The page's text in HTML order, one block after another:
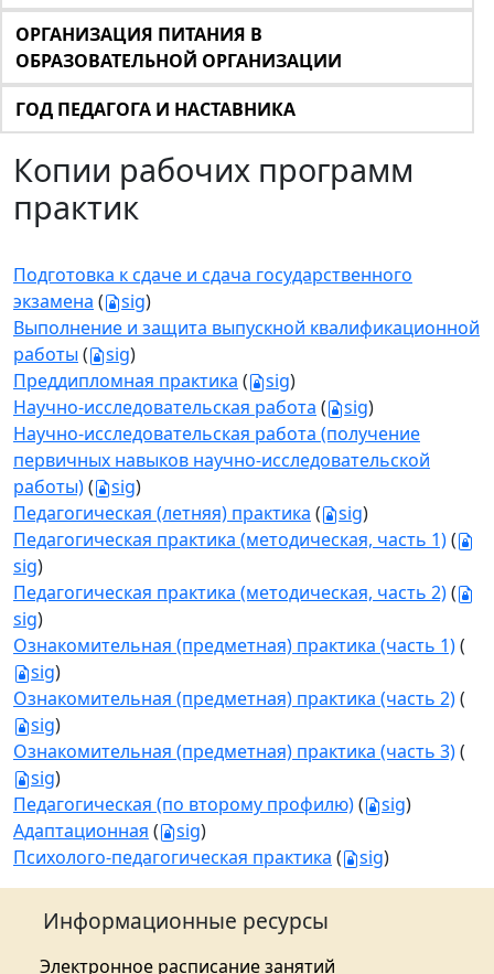
ОРГАНИЗАЦИЯ ПИТАНИЯ В
ОБРАЗОВАТЕЛЬНОЙ ОРГАНИЗАЦИИ
ГОД ПЕДАГОГА И НАСТАВНИКА
Копии рабочих программ
практик
Подготовка к сдаче и сдача государственного
экзамена ( sig)
Выполнение и защита выпускной квалификационной
работы ( sig)
Преддипломная практика ( sig)
Научно-исследовательская работа ( sig)
Научно-исследовательская работа (получение
первичных навыков научно-исследовательской
работы)( sig)
Педагогическая (летняя) практика ( sig)
Педагогическая практика (методическая, часть 1)(
sig)
Педагогическая практика (методическая, часть 2)(
sig)
Ознакомительная (предметная) практика (часть 1)(
sig)
Ознакомительная (предметная) практика (часть 2)(
sig)
Ознакомительная (предметная) практика (часть 3)(
sig)
Педагогическая (по второму профилю)( sig)
Адаптационная ( sig)
Психолого-педагогическая практика ( sig)
Информационные ресурсы
Электронное расписание занятий